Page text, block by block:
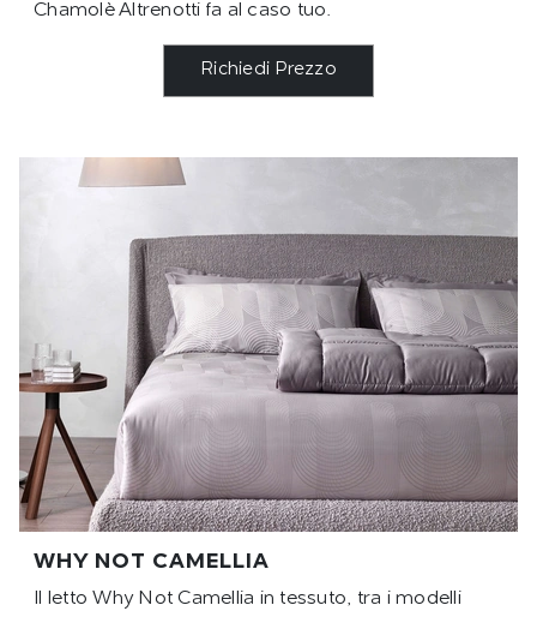
Chamolè Altrenotti fa al caso tuo.
Richiedi Prezzo
WHY NOT CAMELLIA
Il letto Why Not Camellia in tessuto, tra i modelli